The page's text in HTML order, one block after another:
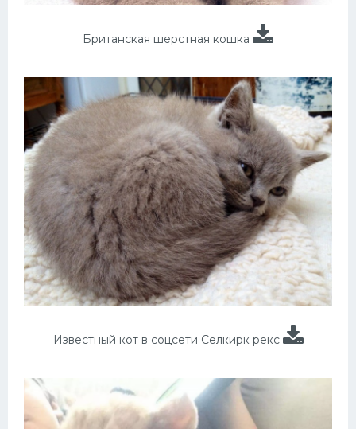
Британская шерстная кошка
Известный кот в соцсети Селкирк рекс